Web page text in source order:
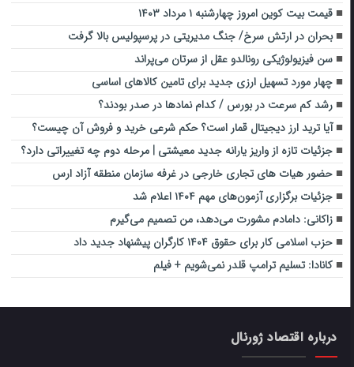
قیمت بیت کوین امروز چهارشنبه ۱ مرداد ۱۴۰۳
بحران در ارتش سرخ/ جنگ مدیریتی در پرسپولیس بالا گرفت
سن فیزیولوژیکی رونالدو عقل از سرتان می‌پراند
چهار مورد تسهیل ارزی جدید برای تامین کالاهای اساسی
رشد کم سرعت در بورس / کدام نمادها در صدر بودند؟
آیا ترید ارز دیجیتال قمار است؟ حکم شرعی خرید و فروش آن چیست؟
جزئیات تازه از واریز یارانه جدید معیشتی | مرحله دوم چه تغییراتی دارد؟
حضور هیات های تجاری خارجی در غرفه سازمان منطقه آزاد ارس
جزئیات برگزاری آزمون‌های مهم ۱۴۰۴ اعلام شد
زاکانی: دامادم مشورت می‌دهد، من تصمیم می‌گیرم
حزب اسلامی کار برای حقوق ۱۴۰۴ کارگران پیشنهاد جدید داد
کانادا: تسلیم ترامپ قلدر نمی‌شویم + فیلم
درباره اقتصاد ژورنال